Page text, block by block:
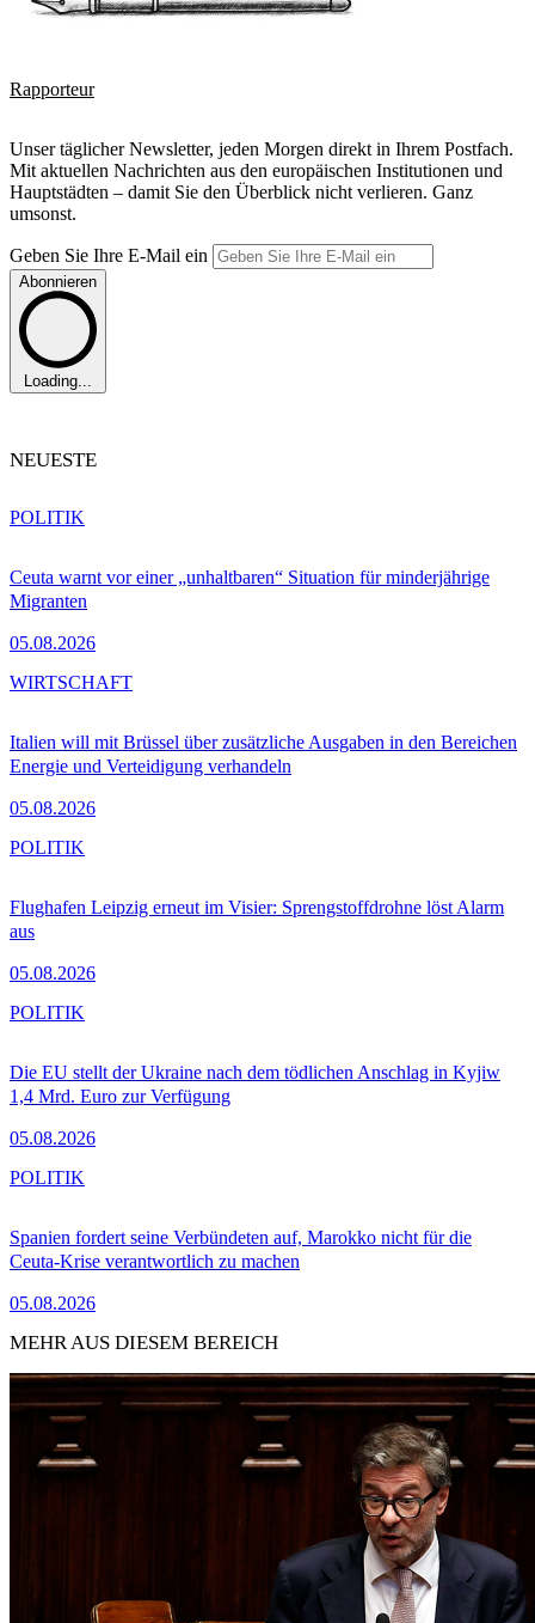
Rapporteur
Unser täglicher Newsletter, jeden Morgen direkt in Ihrem Postfach.
Mit aktuellen Nachrichten aus den europäischen Institutionen und
Hauptstädten – damit Sie den Überblick nicht verlieren. Ganz
umsonst.
Geben Sie Ihre E-Mail ein
Abonnieren
Loading...
NEUESTE
Ceuta warnt vor einer „unhaltbaren“ Situation für minderjährige
Migranten
05.08.2026
POLITIK
Italien will mit Brüssel über zusätzliche Ausgaben in den Bereichen
Energie und Verteidigung verhandeln
05.08.2026
WIRTSCHAFT
Flughafen Leipzig erneut im Visier: Sprengstoffdrohne löst Alarm
aus
05.08.2026
POLITIK
Die EU stellt der Ukraine nach dem tödlichen Anschlag in Kyjiw
1,4 Mrd. Euro zur Verfügung
05.08.2026
POLITIK
Spanien fordert seine Verbündeten auf, Marokko nicht für die
Ceuta-Krise verantwortlich zu machen
05.08.2026
POLITIK
MEHR AUS DIESEM BEREICH